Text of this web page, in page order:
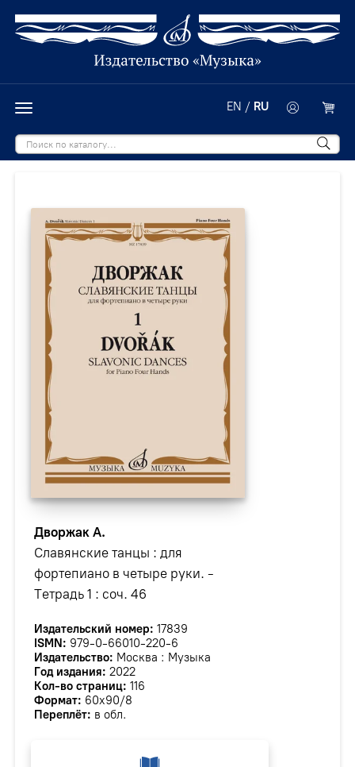
EN / RU
Дворжак А.
Славянские танцы : для
фортепиано в четыре руки. -
Тетрадь 1 : соч. 46
Издательский номер: 17839
ISMN: 979-0-66010-220-6
Издательство: Москва : Музыка
Год издания: 2022
Кол-во страниц: 116
Формат: 60х90/8
Переплёт: в обл.